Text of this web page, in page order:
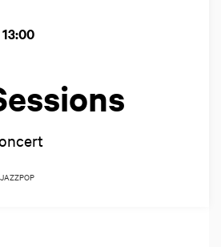
13:00
JAZZPOP